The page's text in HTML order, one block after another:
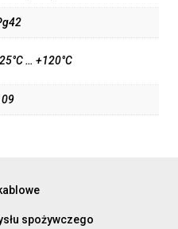
… +120°C
spożywczego